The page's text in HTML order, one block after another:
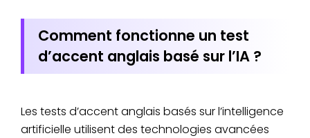
Comment fonctionne un test
d’accent anglais basé sur l’IA ?
Les tests d’accent anglais basés sur l’intelligence
artificielle utilisent des technologies avancées